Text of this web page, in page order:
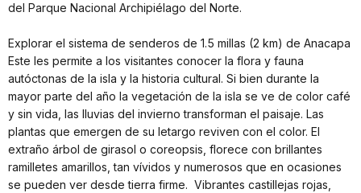
del Parque Nacional Archipiélago del Norte.
Explorar el sistema de senderos de 1.5 millas (2 km) de Anacapa
Este les permite a los visitantes conocer la flora y fauna
autóctonas de la isla y la historia cultural. Si bien durante la
mayor parte del año la vegetación de la isla se ve de color café
y sin vida, las lluvias del invierno transforman el paisaje. Las
plantas que emergen de su letargo reviven con el color. El
extraño árbol de girasol o coreopsis, florece con brillantes
ramilletes amarillos, tan vívidos y numerosos que en ocasiones
se pueden ver desde tierra firme. Vibrantes castillejas rojas,